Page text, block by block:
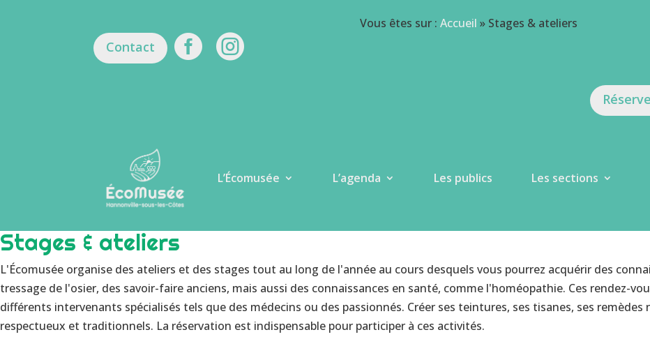
Vous êtes sur : Accueil » Stages & ateliers
Contact  
L’Écomusée L’agenda Les publics Les sections
Stages & ateliers
L'Écomusée organise des ateliers et des stages tout au long de l'année au cours desquels vous pourrez acquérir des
tressage de l'osier, des savoir-faire anciens, mais aussi des connaissances en santé, comme l'homéopathie. Ces rendez-
différents intervenants spécialisés tels que des médecins ou des passionnés. Créer ses teintures, ses tisanes, ses
respectueux et traditionnels. La réservation est indispensable pour participer à ces activités.